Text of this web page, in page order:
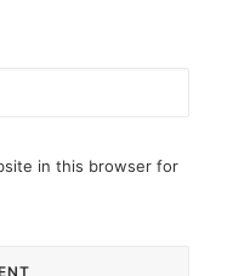
in this browser for